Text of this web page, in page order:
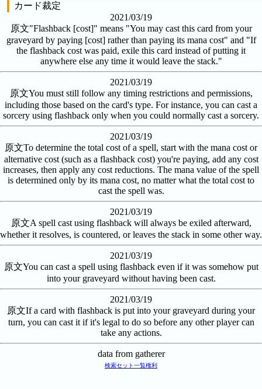
カード裁定
2021/03/19
原文"Flashback [cost]" means "You may cast this card from your
graveyard by paying [cost] rather than paying its mana cost" and "If
the flashback cost was paid, exile this card instead of putting it
anywhere else any time it would leave the stack."
2021/03/19
原文You must still follow any timing restrictions and permissions,
including those based on the card's type. For instance, you can cast a
sorcery using flashback only when you could normally cast a sorcery.
2021/03/19
原文To determine the total cost of a spell, start with the mana cost or
alternative cost (such as a flashback cost) you're paying, add any cost
increases, then apply any cost reductions. The mana value of the spell
is determined only by its mana cost, no matter what the total cost to
cast the spell was.
2021/03/19
原文A spell cast using flashback will always be exiled afterward,
whether it resolves, is countered, or leaves the stack in some other way.
2021/03/19
原文You can cast a spell using flashback even if it was somehow put
into your graveyard without having been cast.
2021/03/19
原文If a card with flashback is put into your graveyard during your
turn, you can cast it if it's legal to do so before any other player can
take any actions.
data from gatherer
検索セット一覧権利